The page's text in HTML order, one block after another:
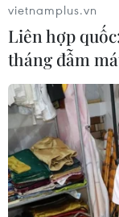
đúng chỉ tiêu,
vietnamplus.vn
Liên hợp
tháng đẫm